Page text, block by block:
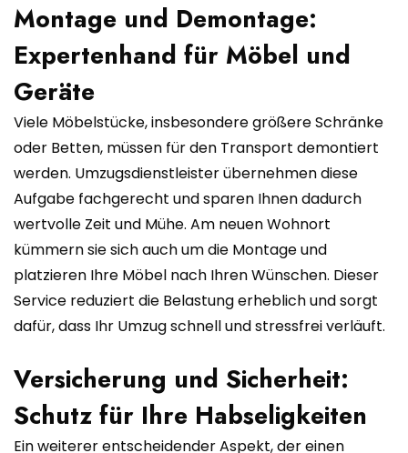
Montage und Demontage:
Expertenhand für Möbel und
Geräte
Viele Möbelstücke, insbesondere größere Schränke
oder Betten, müssen für den Transport demontiert
werden. Umzugsdienstleister übernehmen diese
Aufgabe fachgerecht und sparen Ihnen dadurch
wertvolle Zeit und Mühe. Am neuen Wohnort
kümmern sie sich auch um die Montage und
platzieren Ihre Möbel nach Ihren Wünschen. Dieser
Service reduziert die Belastung erheblich und sorgt
dafür, dass Ihr Umzug schnell und stressfrei verläuft.
Versicherung und Sicherheit:
Schutz für Ihre Habseligkeiten
Ein weiterer entscheidender Aspekt, der einen